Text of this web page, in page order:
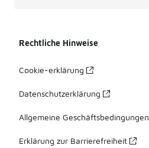
Rechtliche Hinweise
Cookie-erklärung
Datenschutzerklärung
Allgemeine Geschäftsbedingungen
Erklärung zur Barrierefreiheit